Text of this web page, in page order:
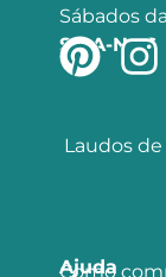
Sábados
SIGA-NOS
Laudos
Ajuda
Como